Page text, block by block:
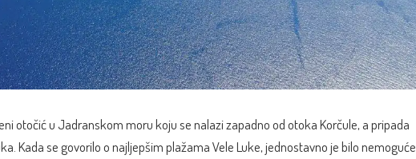
otočić u Jadranskom moru koju se nalazi zapadno od otoka Korčule, a pripada
Kada se govorilo o najljepšim plažama Vele Luke, jednostavno je bilo nemoguće